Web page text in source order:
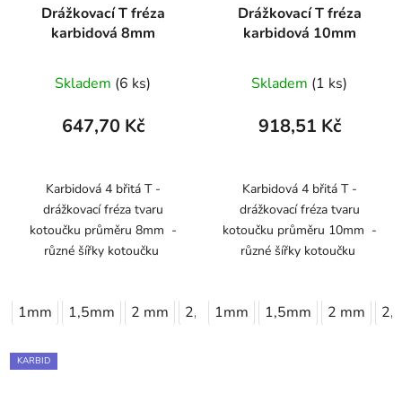
Drážkovací T fréza
karbidová 8mm
Skladem (6 ks)
647,70 Kč
Karbidová 4 břitá T -
drážkovací fréza tvaru
kotoučku průměru 8mm -
různé šířky kotoučku
1mm 1,5mm 2 mm 2,5mm 3 mm
Drážkovací T fréza
karbidová 10mm
Skladem (1 ks)
918,51 Kč
Karbidová 4 břitá T -
drážkovací fréza tvaru
kotoučku průměru 10mm -
různé šířky kotoučku
1mm 1,5mm 2 mm
KARBID